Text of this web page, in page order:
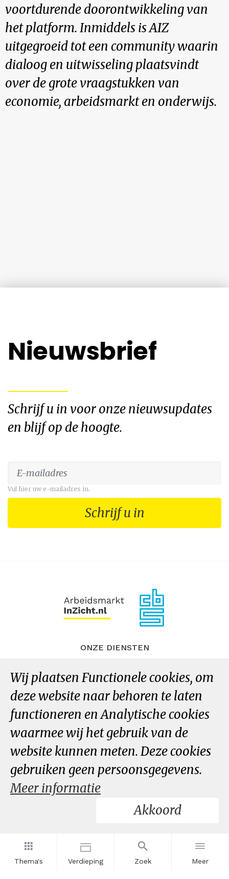
Thema's Verdieping Zoek Meer
Wij plaatsen Functionele cookies, om
deze website naar behoren te laten
functioneren en Analytische cookies
waarmee wij het gebruik van de
website kunnen meten. Deze cookies
gebruiken geen persoonsgegevens.
Meer informatie
Akkoord
voortdurende doorontwikkeling van
het platform. Inmiddels is AIZ
uitgegroeid tot een community waarin
dialoog en uitwisseling plaatsvindt
over de grote vraagstukken van
economie, arbeidsmarkt en onderwijs.
Nieuwsbrief
Schrijf u in voor onze nieuwsupdates
en blijf op de hoogte.
Vul hier uw e-mailadres in.
Schrijf u in
ONZE DIENSTEN
Data per thema
Dataportaal
OVER ONS
InZicht
Contact